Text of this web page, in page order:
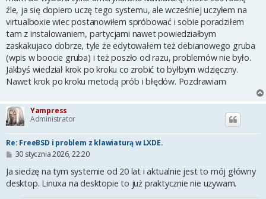
źle, ja się dopiero uczę tego systemu, ale wcześniej uczyłem na
virtualboxie wiec postanowiłem spróbować i sobie poradziłem
tam z instalowaniem, partycjami nawet powiedziałbym
zaskakujaco dobrze, tyle że edytowałem też debianowego gruba
(wpis w boocie gruba) i też poszło od razu, problemów nie było.
Jakbyś wiedział krok po kroku co zrobić to byłbym wdzięczny.
Nawet krok po kroku metodą prób i błędów. Pozdrawiam
Yampress
Administrator
Re: FreeBSD i problem z klawiaturą w LXDE.
P
s
30 stycznia 2026, 22:20
Ja siedzę na tym systemie od 20 lat i aktualnie jest to mój główny
desktop. Linuxa na desktopie to już praktycznie nie uzywam.